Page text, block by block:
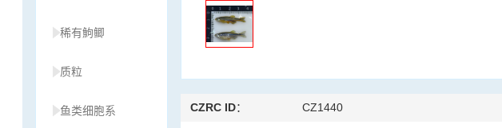
稀有鮈鲫
质粒
鱼类细胞系 CZRC ID： CZ1440